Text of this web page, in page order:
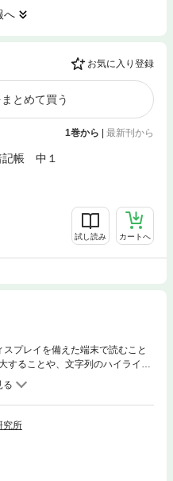
へ
お気に入り登録
とめて買う
1巻から | 最新刊から
記帳 中１
試し読み カートへ
プレイを備えた端末で読むこと
することや、文字列のハイライ
が使用できません。あなたの「テ
の前にここだけは絶対に覚えてお
ュッとつめこんだ本です。ハンデ
通学中や教室の休み時間に開い
究所